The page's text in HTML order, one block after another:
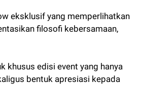
eksklusif yang memperlihatkan
filosofi kebersamaan,
khusus edisi event yang hanya
bentuk apresiasi kepada